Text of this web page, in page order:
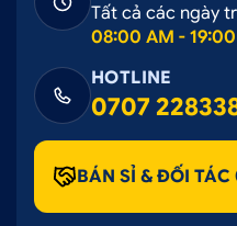
Tất cả các ngày
08:00 AM -
HOTLINE
0707
BÁN SỈ & ĐỐI